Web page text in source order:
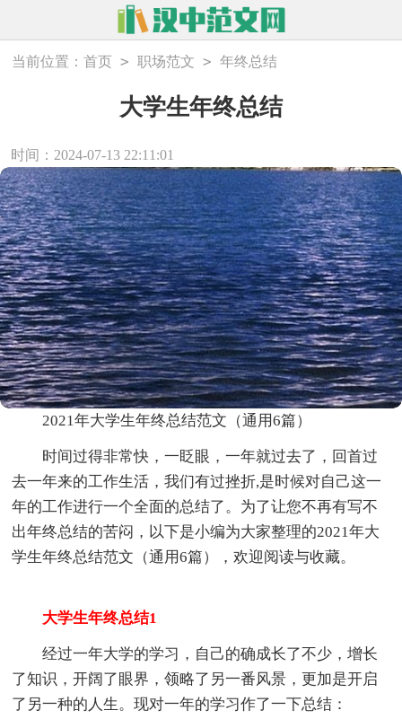
当前位置：首页 > 职场范文 > 年终总结
大学生年终总结
时间：2024-07-13 22:11:01
2021年大学生年终总结范文（通用6篇）
时间过得非常快，一眨眼，一年就过去了，回首过
去一年来的工作生活，我们有过挫折,是时候对自己这一
年的工作进行一个全面的总结了。为了让您不再有写不
出年终总结的苦闷，以下是小编为大家整理的2021年大
学生年终总结范文（通用6篇），欢迎阅读与收藏。
大学生年终总结1
经过一年大学的学习，自己的确成长了不少，增长
了知识，开阔了眼界，领略了另一番风景，更加是开启
了另一种的人生。现对一年的学习作了一下总结：